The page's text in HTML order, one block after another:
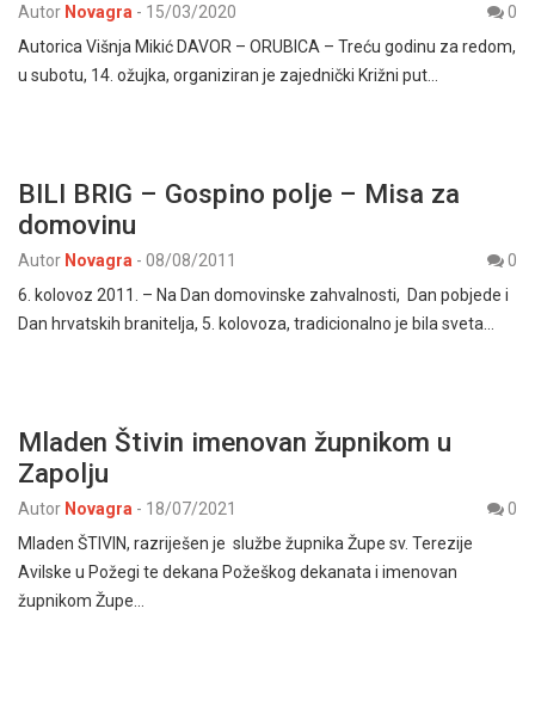
Autor Novagra - 15/03/2020
0
Autorica Višnja Mikić DAVOR – ORUBICA – Treću godinu za redom,
u subotu, 14. ožujka, organiziran je zajednički Križni put…
BILI BRIG – Gospino polje – Misa za
domovinu
Autor Novagra - 08/08/2011
0
6. kolovoz 2011. – Na Dan domovinske zahvalnosti, Dan pobjede i
Dan hrvatskih branitelja, 5. kolovoza, tradicionalno je bila sveta…
Mladen Štivin imenovan župnikom u
Zapolju
Autor Novagra - 18/07/2021
0
Mladen ŠTIVIN, razriješen je službe župnika Župe sv. Terezije
Avilske u Požegi te dekana Požeškog dekanata i imenovan
župnikom Župe…